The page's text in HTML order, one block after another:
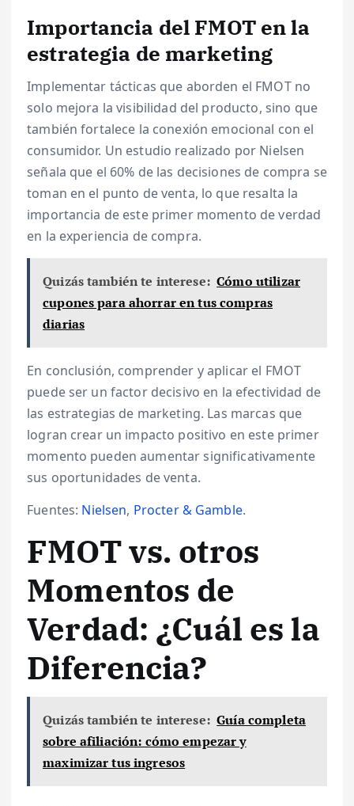
Importancia del FMOT en la
estrategia de marketing
Implementar tácticas que aborden el FMOT no
solo mejora la visibilidad del producto, sino que
también fortalece la conexión emocional con el
consumidor. Un estudio realizado por Nielsen
señala que el 60% de las decisiones de compra se
toman en el punto de venta, lo que resalta la
importancia de este primer momento de verdad
en la experiencia de compra.
Quizás también te interese: Cómo utilizar
cupones para ahorrar en tus compras
diarias
En conclusión, comprender y aplicar el FMOT
puede ser un factor decisivo en la efectividad de
las estrategias de marketing. Las marcas que
logran crear un impacto positivo en este primer
momento pueden aumentar significativamente
sus oportunidades de venta.
Fuentes: Nielsen, Procter & Gamble.
FMOT vs. otros
Momentos de
Verdad: ¿Cuál es la
Diferencia?
Quizás también te interese: Guía completa
sobre afiliación: cómo empezar y
maximizar tus ingresos